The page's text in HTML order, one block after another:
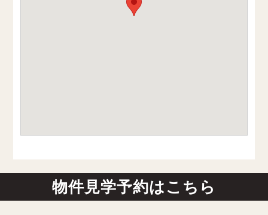
物件見学予約はこちら